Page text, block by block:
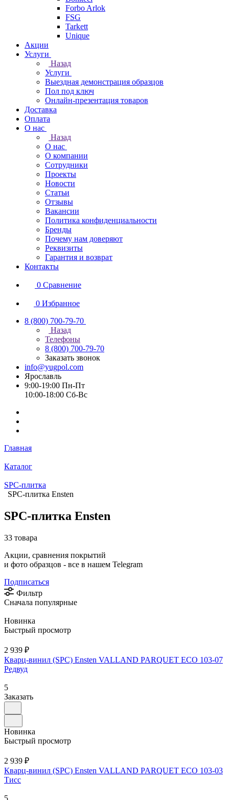
Forbo Arlok
FSG
Tarkett
Unique
Акции
Услуги
Назад
Услуги
Выездная демонстрация образцов
Пол под ключ
Онлайн-презентация товаров
Доставка
Оплата
О нас
Назад
О нас
О компании
Сотрудники
Проекты
Новости
Статьи
Отзывы
Вакансии
Политика конфиденциальности
Бренды
Почему нам доверяют
Реквизиты
Гарантия и возврат
Контакты
0 Сравнение
0 Избранное
8 (800) 700-79-70
Назад
Телефоны
8 (800) 700-79-70
Заказать звонок
info@yugpol.com
Ярославль
9:00-19:00 Пн-Пт
10:00-18:00 Cб-Вс
Главная
Каталог
SPC-плитка
SPC-плитка Ensten
SPC-плитка Ensten
33 товара
Акции, сравнения покрытий
и фото образцов - все в нашем Telegram
Подписаться
Фильтр
Сначала популярные
Новинка
Быстрый просмотр
2 939 ₽
Кварц-винил (SPC) Ensten VALLAND PARQUET ECO 103-07
Редвуд
5
Заказать
Новинка
Быстрый просмотр
2 939 ₽
Кварц-винил (SPC) Ensten VALLAND PARQUET ECO 103-03
Тисс
5